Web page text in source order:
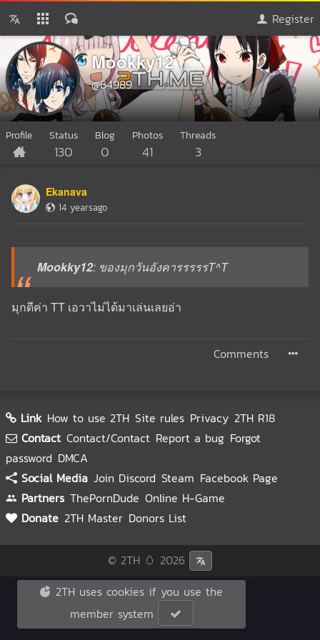
Register
Mookky12
@64989
Profile Status
130
Blog
0
Photos
41
Threads
3
Ekanava
14 yearsago
Mookky12: ของมุกวันอังคารรรรรT^T
มุกดีค่า TT เอวาไม่ได้มาเล่นเลยอ่า
Comments
Link How to use 2TH Site rules Privacy 2TH R18
Contact Contact/Contact Report a bug Forgot
password DMCA
Social Media Join Discord Steam Facebook Page
Partners ThePornDude Online H-Game
Donate 2TH Master Donors List
© 2TH 🥚 2026
2TH uses cookies if you use the
member system